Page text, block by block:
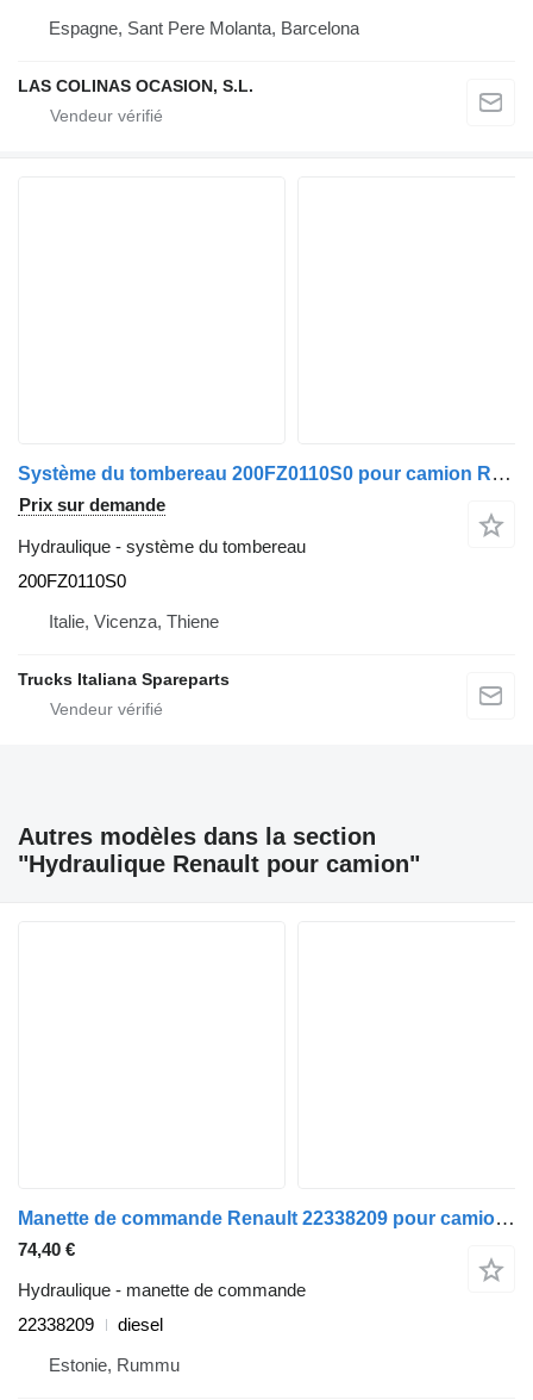
Espagne, Sant Pere Molanta, Barcelona
LAS COLINAS OCASION, S.L.
Système du tombereau 200FZ0110S0 pour camion Renault Magnum 1990>2001
Prix sur demande
Hydraulique - système du tombereau
200FZ0110S0
Italie, Vicenza, Thiene
Trucks Italiana Spareparts
Autres modèles dans la section
"Hydraulique Renault pour camion"
Manette de commande Renault 22338209 pour camion Renault T (2013-)
74,40 €
Hydraulique - manette de commande
22338209
diesel
Estonie, Rummu